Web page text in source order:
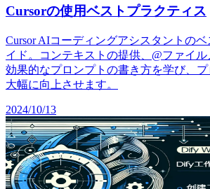
Cursorの使用ベストプラクティス
Cursor AIコーディングアシスタントの
イド。コンテキストの提供、@ファイル
効果的なプロンプトの書き方を学び、
大幅に向上させます。
2024/10/13